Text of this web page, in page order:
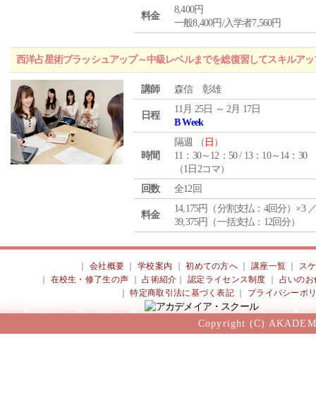
料金
8,400円
一般8,400円/入学者7,560円
西洋占星術ブラッシュアップ～中級レベルまでを総復習してスキルア
講師 森信 彰雄
日程
11月 25日 ～ 2月 17日
B Week
時間
隔週 （ 日 ）
11：30～12：50 / 13：10～14：30
（1日2コマ）
回数
全12回
料金
14,175円（分割支払：4回分）×3
39,375円（一括支払：12回分）
会社概要 ｜学校案内 ｜初めての方へ 講座一覧
ス
在校生・修了生の声 ｜占術紹介 ｜認定ライセンス制度
占いのお
｜特定商取引法に基づく表記 プライバシーポ
Copyright (C)